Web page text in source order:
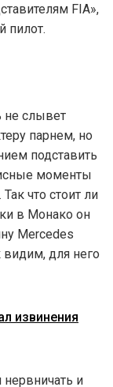
FIA»,
пилот.
не слывет
парнем, но
подставить
моменты
что стоит ли
в Монако он
Mercedes
видим, для него
извинения
и